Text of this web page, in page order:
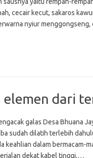
cecair kecut, sakaros
nyiur menggongseng,
elemen dari
galas Desa Bhuana
sudah dilatih terlebih
keahlian dalam bermacam-
dekat kabel tinggi,…